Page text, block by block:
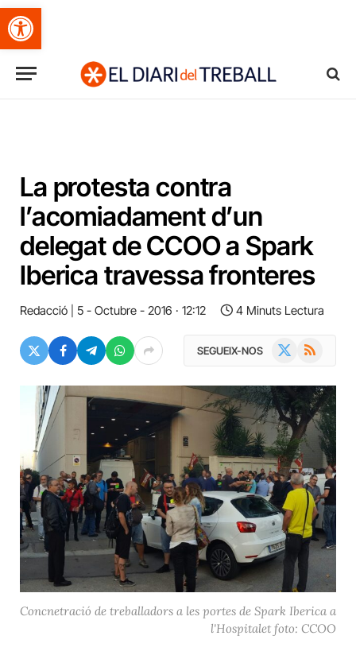
Obre la barra d'eines
La protesta contra
l’acomiadament d’un
delegat de CCOO a Spark
Iberica travessa fronteres
Redacció 5 - Octubre - 2016 · 12:12 4 Minuts Lectura
SEGUEIX-NOS RSS
Concnetració de treballadors a les portes de Spark Iberica a
l'Hospitalet foto: CCOO